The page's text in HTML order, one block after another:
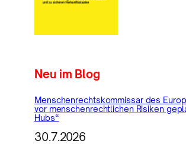
Neu im Blog
Menschenrechtskommissar des
vor menschenrechtlichen Risiken
Hubs“
30.7.2026